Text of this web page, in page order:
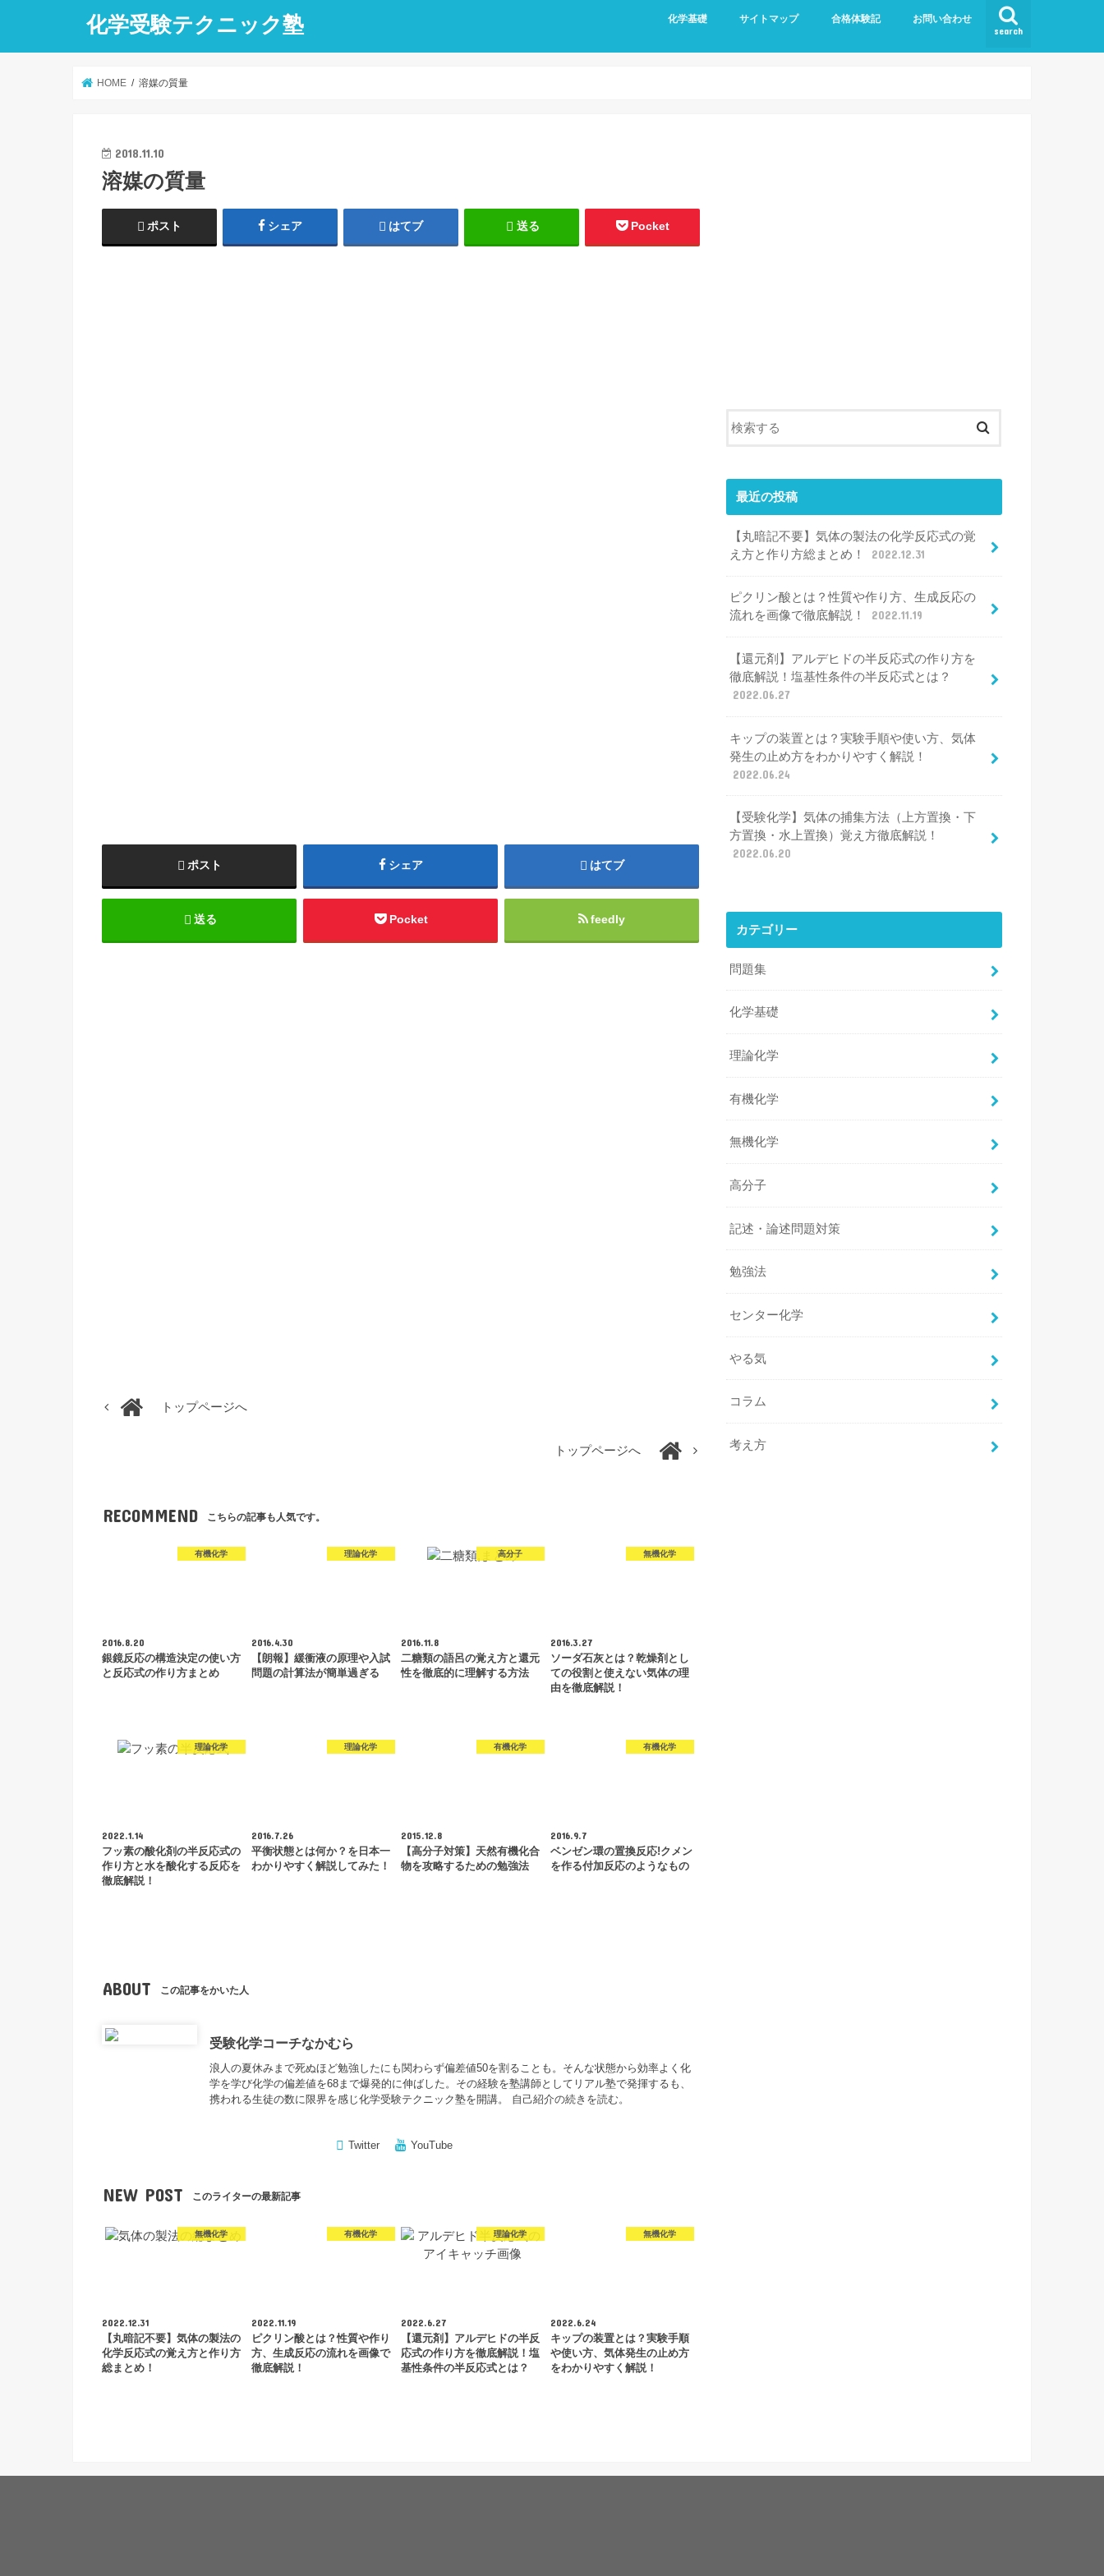
化学受験テクニック塾 search
化学基礎 サイトマップ 合格体験記 お問い合わせ
HOME 溶媒の質量
2018.11.10
溶媒の質量
ポスト シェア はてブ 送る Pocket
ポスト シェア はてブ
送る Pocket feedly
トップページへ
トップページへ
RECOMMEND こちらの記事も人気です。
有機化学
2016.8.20
銀鏡反応の構造決定の使い方
と反応式の作り方まとめ
理論化学
2016.4.30
【朗報】緩衝液の原理や入試
問題の計算法が簡単過ぎる
高分子
2016.11.8
二糖類の語呂の覚え方と還元
性を徹底的に理解する方法
無機化学
2016.3.27
ソーダ石灰とは？乾燥剤とし
ての役割と使えない気体の理
由を徹底解説！
理論化学
2022.1.14
フッ素の酸化剤の半反応式の
作り方と水を酸化する反応を
徹底解説！
理論化学
2016.7.26
平衡状態とは何か？を日本一
わかりやすく解説してみた！
有機化学
2015.12.8
【高分子対策】天然有機化合
物を攻略するための勉強法
有機化学
2016.9.7
ベンゼン環の置換反応!クメン
を作る付加反応のようなもの
ABOUT この記事をかいた人
受験化学コーチなかむら
浪人の夏休みまで死ぬほど勉強したにも関わらず偏差値50を割ることも。そんな状態から効率よく化
学を学び化学の偏差値を68まで爆発的に伸ばした。その経験を塾講師としてリアル塾で発揮するも、
携われる生徒の数に限界を感じ化学受験テクニック塾を開講。 自己紹介の続きを読む。
Twitter YouTube
NEW POST このライターの最新記事
無機化学
2022.12.31
【丸暗記不要】気体の製法の
化学反応式の覚え方と作り方
総まとめ！
有機化学
2022.11.19
ピクリン酸とは？性質や作り
方、生成反応の流れを画像で
徹底解説！
理論化学
2022.6.27
【還元剤】アルデヒドの半反
応式の作り方を徹底解説！塩
基性条件の半反応式とは？
無機化学
2022.6.24
キップの装置とは？実験手順
や使い方、気体発生の止め方
をわかりやすく解説！
最近の投稿
【丸暗記不要】気体の製法の化学反応式の覚
え方と作り方総まとめ！
2022.12.31
ピクリン酸とは？性質や作り方、生成反応の
流れを画像で徹底解説！
2022.11.19
【還元剤】アルデヒドの半反応式の作り方を
徹底解説！塩基性条件の半反応式とは？
2022.06.27
キップの装置とは？実験手順や使い方、気体
発生の止め方をわかりやすく解説！
2022.06.24
【受験化学】気体の捕集方法（上方置換・下
方置換・水上置換）覚え方徹底解説！
2022.06.20
カテゴリー
問題集
化学基礎
理論化学
有機化学
無機化学
高分子
記述・論述問題対策
勉強法
センター化学
やる気
コラム
考え方